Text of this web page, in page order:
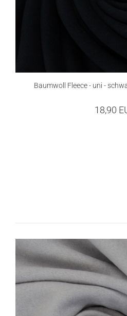
Baumwoll Fleece - uni -
18,90